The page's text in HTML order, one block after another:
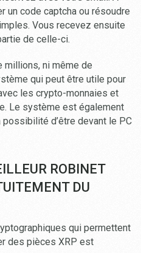
un code captcha ou résoudre
Vous recevez ensuite
de celle-ci.
millions, ni même de
qui peut être utile pour
les crypto-monnaies et
Le système est également
d’être devant le PC
ROBINET
DU
qui permettent
des pièces XRP est